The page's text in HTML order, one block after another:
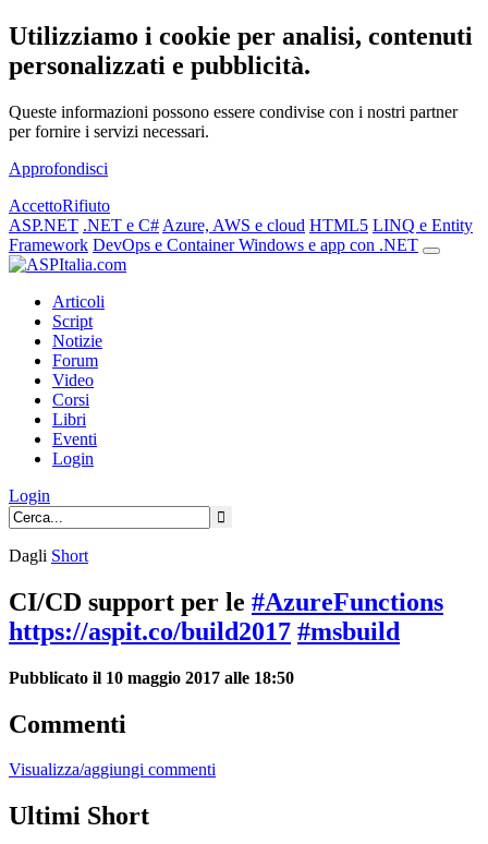
Utilizziamo i cookie per analisi, contenuti
personalizzati e pubblicità.
Queste informazioni possono essere condivise con i nostri partner
per fornire i servizi necessari.
Approfondisci
AccettoRifiuto
ASP.NET .NET e C# Azure, AWS e cloud HTML5 LINQ e Entity
Framework DevOps e ContainerWindows e app con .NET
Articoli
Script
Notizie
Forum
Video
Corsi
Libri
Eventi
Login
Login
Dagli Short
CI/CD support per le #AzureFunctions
https://aspit.co/build2017 #msbuild
Pubblicato il 10 maggio 2017 alle 18:50
Commenti
Visualizza/aggiungi commenti
Ultimi Short